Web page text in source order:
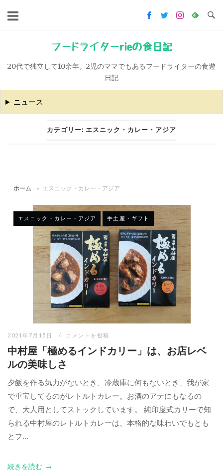
キ
ッ
フードライターrieの食日記
20代で独立して10余年。2児のママでもあるフードライターの食遊
日記
ニュース
カテゴリー: エスニック・カレー・アジア
ホーム » エスニック・カレー・アジア
エスニック・カレー・アジア 手土産・ギフト
2021年7月15日 コメントを投稿
中村屋「極めるインドカリー」は、お店レベ
ルの美味しさ
夕飯を作る気力がないとき、冷蔵庫に何もないとき、我が家
で重宝してるのがレトルトカレー。お酒のアテにもなるの
で、大人用としてストックしています。 純印度式カリーで知
られる中村屋のレトルトカレーは、本格的な味わいでもとも
とフ...
続きを読む